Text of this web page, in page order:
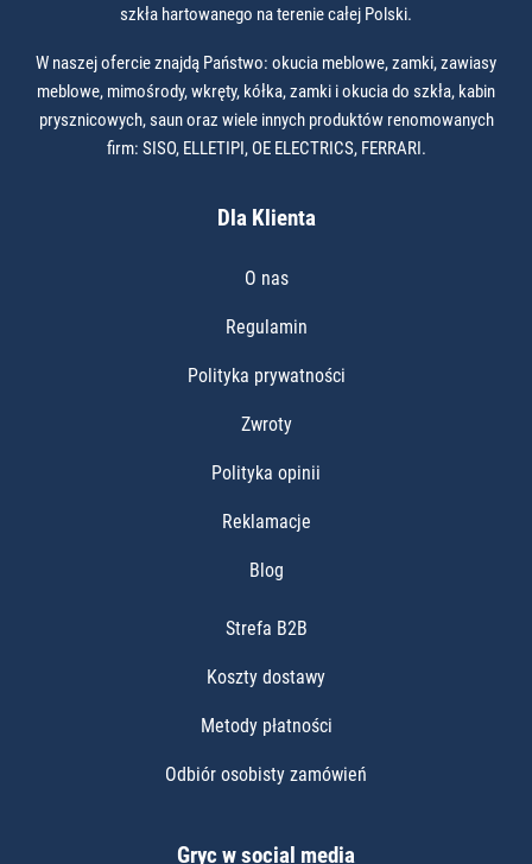
szkła hartowanego na terenie całej Polski.
W naszej ofercie znajdą Państwo: okucia meblowe, zamki, zawiasy
meblowe, mimośrody, wkręty, kółka, zamki i okucia do szkła, kabin
prysznicowych, saun oraz wiele innych produktów renomowanych
firm: SISO, ELLETIPI, OE ELECTRICS, FERRARI.
Dla Klienta
O nas
Regulamin
Polityka prywatności
Zwroty
Polityka opinii
Reklamacje
Blog
Strefa B2B
Koszty dostawy
Metody płatności
Odbiór osobisty zamówień
Gryc w social media